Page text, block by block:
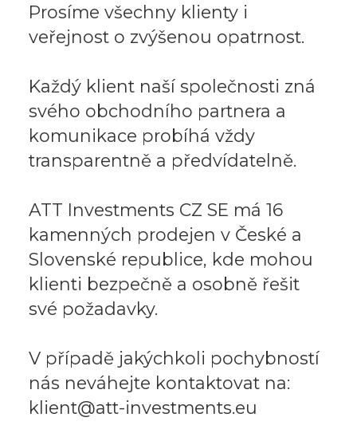
Prosíme všechny klienty i
veřejnost o zvýšenou opatrnost.
Každý klient naší společnosti zná
svého obchodního partnera a
komunikace probíhá vždy
transparentně a předvídatelně.
ATT Investments CZ SE má 16
kamenných prodejen v České a
Slovenské republice, kde mohou
klienti bezpečně a osobně řešit
své požadavky.
V případě jakýchkoli pochybností
nás neváhejte kontaktovat na:
klient@att-investments.eu